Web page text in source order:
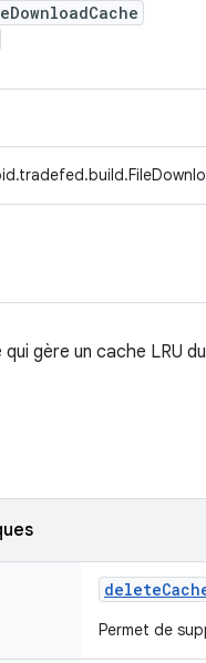
gère un cache LRU
delete
Permet de